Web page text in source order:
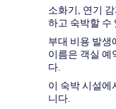
소화기, 연기
하고 숙박할 수
부대 비용 발생
이름은 객실 예
다.
이 숙박 시설에
니다.